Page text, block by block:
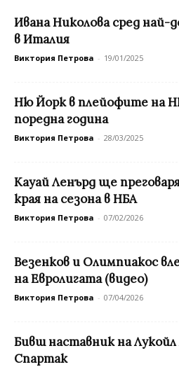
Ивана Николова сред най-
в Италия
Виктория Петрова - 19/01/2025
Ню Йорк в плейофите на
поредна година
Виктория Петрова - 28/03/2025
Кауай Ленърд ще
края на сезона в НБА
Виктория Петрова - 07/02/2026
Везенков и Олимпиакос
на Евролигата (видео)
Виктория Петрова - 07/04/2026
Бивш наставник на
Спартак